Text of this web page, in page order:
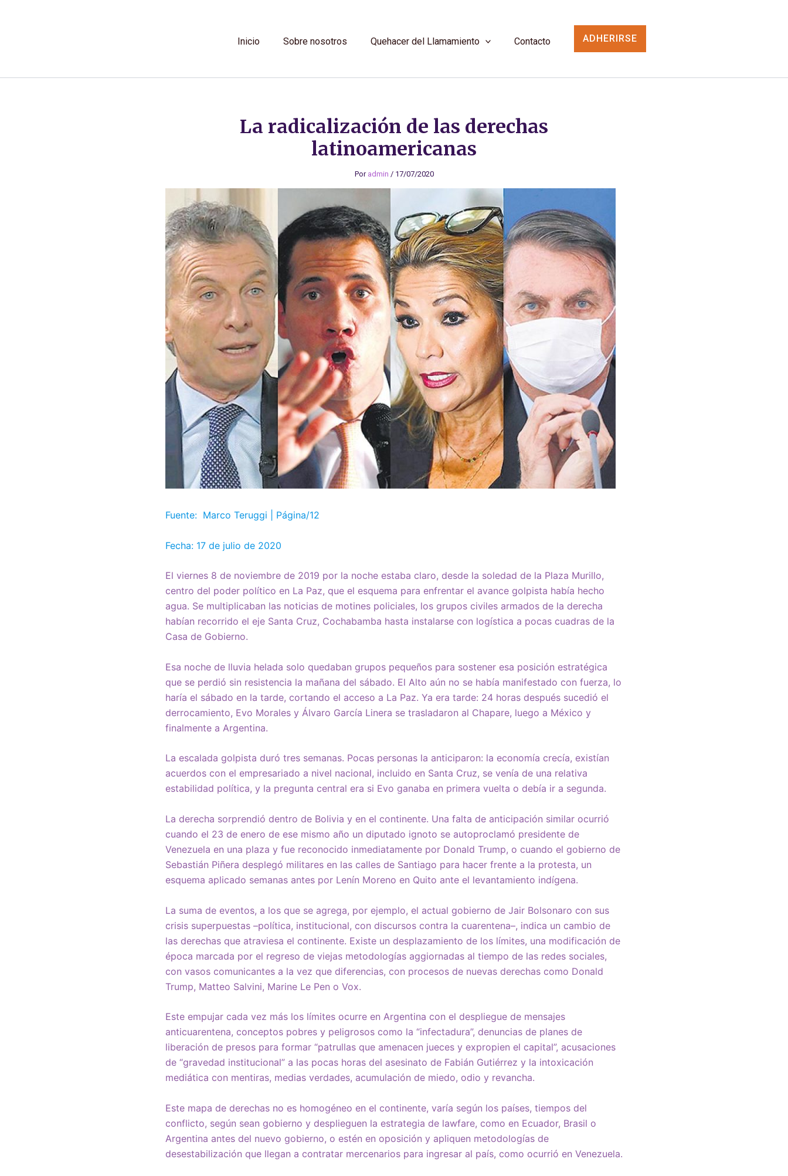
Inicio Sobre nosotros Quehacer del Llamamiento Contacto ADHERIRSE
La radicalización de las derechas
latinoamericanas
Por admin / 17/07/2020
Fuente: Marco Teruggi | Página/12
Fecha: 17 de julio de 2020
El viernes 8 de noviembre de 2019 por la noche estaba claro, desde la soledad de la Plaza Murillo,
centro del poder político en La Paz, que el esquema para enfrentar el avance golpista había hecho
agua. Se multiplicaban las noticias de motines policiales, los grupos civiles armados de la derecha
habían recorrido el eje Santa Cruz, Cochabamba hasta instalarse con logística a pocas cuadras de la
Casa de Gobierno.
Esa noche de lluvia helada solo quedaban grupos pequeños para sostener esa posición estratégica
que se perdió sin resistencia la mañana del sábado. El Alto aún no se había manifestado con fuerza, lo
haría el sábado en la tarde, cortando el acceso a La Paz. Ya era tarde: 24 horas después sucedió el
derrocamiento, Evo Morales y Álvaro García Linera se trasladaron al Chapare, luego a México y
finalmente a Argentina.
La escalada golpista duró tres semanas. Pocas personas la anticiparon: la economía crecía, existían
acuerdos con el empresariado a nivel nacional, incluido en Santa Cruz, se venía de una relativa
estabilidad política, y la pregunta central era si Evo ganaba en primera vuelta o debía ir a segunda.
La derecha sorprendió dentro de Bolivia y en el continente. Una falta de anticipación similar ocurrió
cuando el 23 de enero de ese mismo año un diputado ignoto se autoproclamó presidente de
Venezuela en una plaza y fue reconocido inmediatamente por Donald Trump, o cuando el gobierno de
Sebastián Piñera desplegó militares en las calles de Santiago para hacer frente a la protesta, un
esquema aplicado semanas antes por Lenín Moreno en Quito ante el levantamiento indígena.
La suma de eventos, a los que se agrega, por ejemplo, el actual gobierno de Jair Bolsonaro con sus
crisis superpuestas –política, institucional, con discursos contra la cuarentena–, indica un cambio de
las derechas que atraviesa el continente. Existe un desplazamiento de los límites, una modificación de
época marcada por el regreso de viejas metodologías aggiornadas al tiempo de las redes sociales,
con vasos comunicantes a la vez que diferencias, con procesos de nuevas derechas como Donald
Trump, Matteo Salvini, Marine Le Pen o Vox.
Este empujar cada vez más los límites ocurre en Argentina con el despliegue de mensajes
anticuarentena, conceptos pobres y peligrosos como la “infectadura”, denuncias de planes de
liberación de presos para formar “patrullas que amenacen jueces y expropien el capital”, acusaciones
de “gravedad institucional” a las pocas horas del asesinato de Fabián Gutiérrez y la intoxicación
mediática con mentiras, medias verdades, acumulación de miedo, odio y revancha.
Este mapa de derechas no es homogéneo en el continente, varía según los países, tiempos del
conflicto, según sean gobierno y desplieguen la estrategia de lawfare, como en Ecuador, Brasil o
Argentina antes del nuevo gobierno, o estén en oposición y apliquen metodologías de
desestabilización que llegan a contratar mercenarios para ingresar al país, como ocurrió en Venezuela.